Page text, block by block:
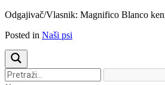
Odgajivač/Vlasnik: Magnifico Blanco
Posted in Naši psi